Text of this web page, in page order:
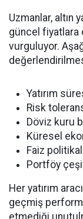
Uzmanlar, altın
güncel fiyatlara
vurguluyor.
Yatırım
Risk
Döviz kuru
Küresel
Faiz
Portföy
Her yatırım
geçmiş
etmediği